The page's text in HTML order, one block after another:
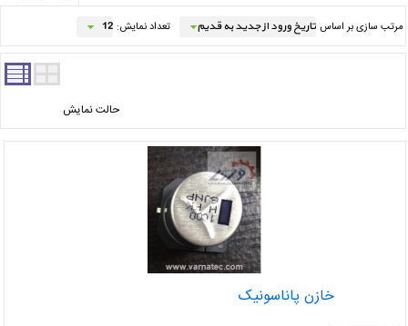
مرتب سازی بر اساس تعداد نمایش:
حالت نمایش
خازن پاناسونیک